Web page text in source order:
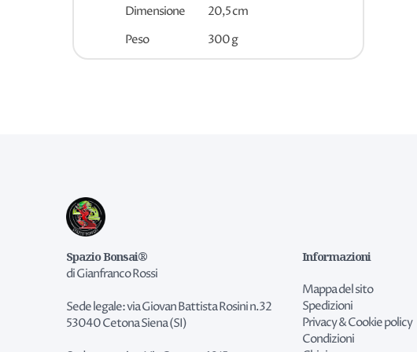
Dimensione
20,5 cm
Peso
300 g
Spazio Bonsai®
di Gianfranco Rossi
Sede legale: via Giovan Battista Rosini n.32
53040 Cetona Siena (SI)
Informazioni
Mappa del sito
Spedizioni
Privacy & Cookie policy
Condizioni